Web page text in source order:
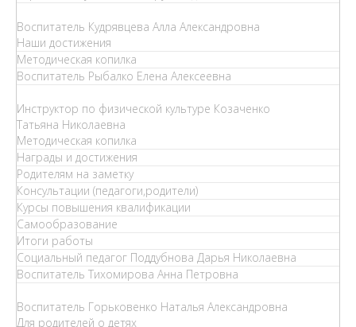
Воспитатель Кудрявцева Алла Александровна
Наши достижения
Методическая копилка
Воспитатель Рыбалко Елена Алексеевна
Инструктор по физической культуре Козаченко
Татьяна Николаевна
Методическая копилка
Награды и достижения
Родителям на заметку
Консультации (педагоги,родители)
Курсы повышения квалификации
Самообразование
Итоги работы
Социальный педагог Поддубнова Дарья Николаевна
Воспитатель Тихомирова Анна Петровна
Воспитатель Горьковенко Наталья Александровна
Для родителей о детях